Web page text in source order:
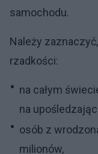
samochodu.
Należy
rzadkości:
na całym
na
osób z
milionów,